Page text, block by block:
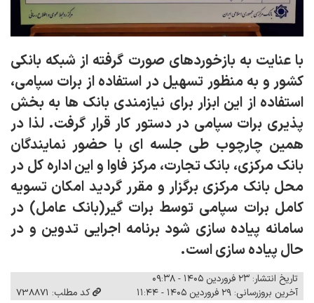
با عنایت به بازخوردهای صورت گرفته از شبکه بانکی
کشور و به منظور تسهیل در استفاده از برات سپامی،
استفاده از این ابزار برای نیازمندی بانک ها به بخش
پذیری برات سپامی در دستور کار قرار گرفت. لذا در
همین چارچوب طی جلسه ای با حضور نمایندگان
بانک مرکزی، بانک تجارت، مرکز فاوا و این اداره کل در
محل بانک مرکزی برگزار و مقرر گردید امکان تسویه
کامل برات سپامی توسط برات گیر(بانک عامل) در
سامانه پیاده سازی شود برنامه اجرایی تدوین و در
حال پیاده سازی است.
تاریخ انتشار: ۲۳ فروردین ۱۴۰۵ - ۰۹:۳۸
آخرین بروزرسانی: ۲۹ فروردین ۱۴۰۵ - ۱۱:۴۴
کد مطلب: 738871